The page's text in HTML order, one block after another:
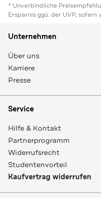
* Unverbindliche
Ersparnis ggü. der UVP, sofern
Unternehmen
Über uns
Karriere
Presse
Service
Hilfe & Kontakt
Partnerprogramm
Widerrufsrecht
Studentenvorteil
Kaufvertrag widerrufen